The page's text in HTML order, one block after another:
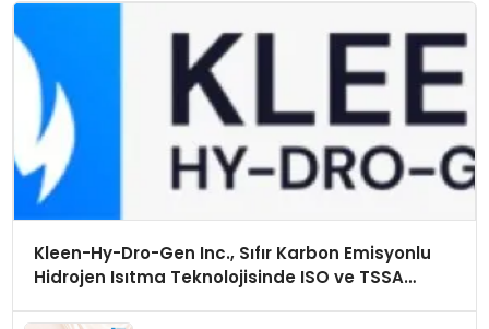
Kleen-Hy-Dro-Gen Inc., Sıfır Karbon Emisyonlu
Hidrojen Isıtma Teknolojisinde ISO ve TSSA